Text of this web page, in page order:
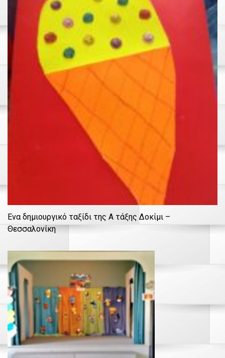
Ένα δημιουργικό ταξίδι της Α τάξης Δοκίμι –
Θεσσαλονίκη